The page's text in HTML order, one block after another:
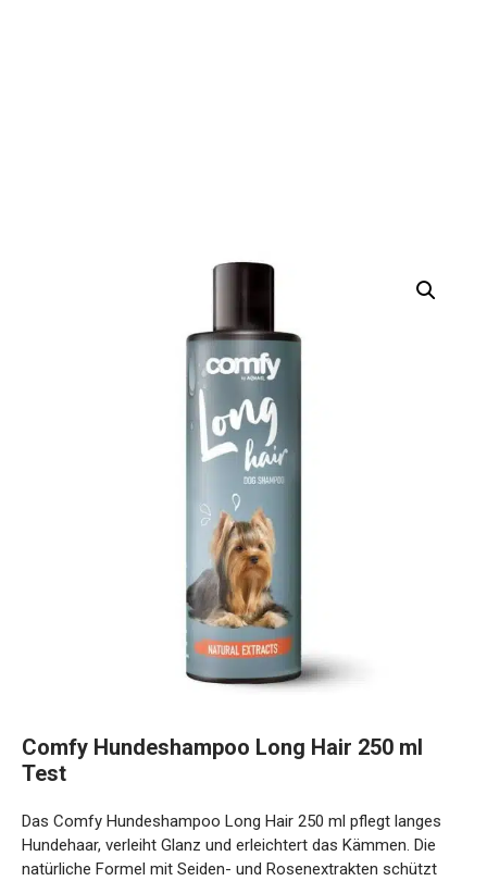
Comfy Hundeshampoo Long Hair 250 ml
Test
Das Comfy Hundeshampoo Long Hair 250 ml pflegt langes
Hundehaar, verleiht Glanz und erleichtert das Kämmen. Die
natürliche Formel mit Seiden- und Rosenextrakten schützt